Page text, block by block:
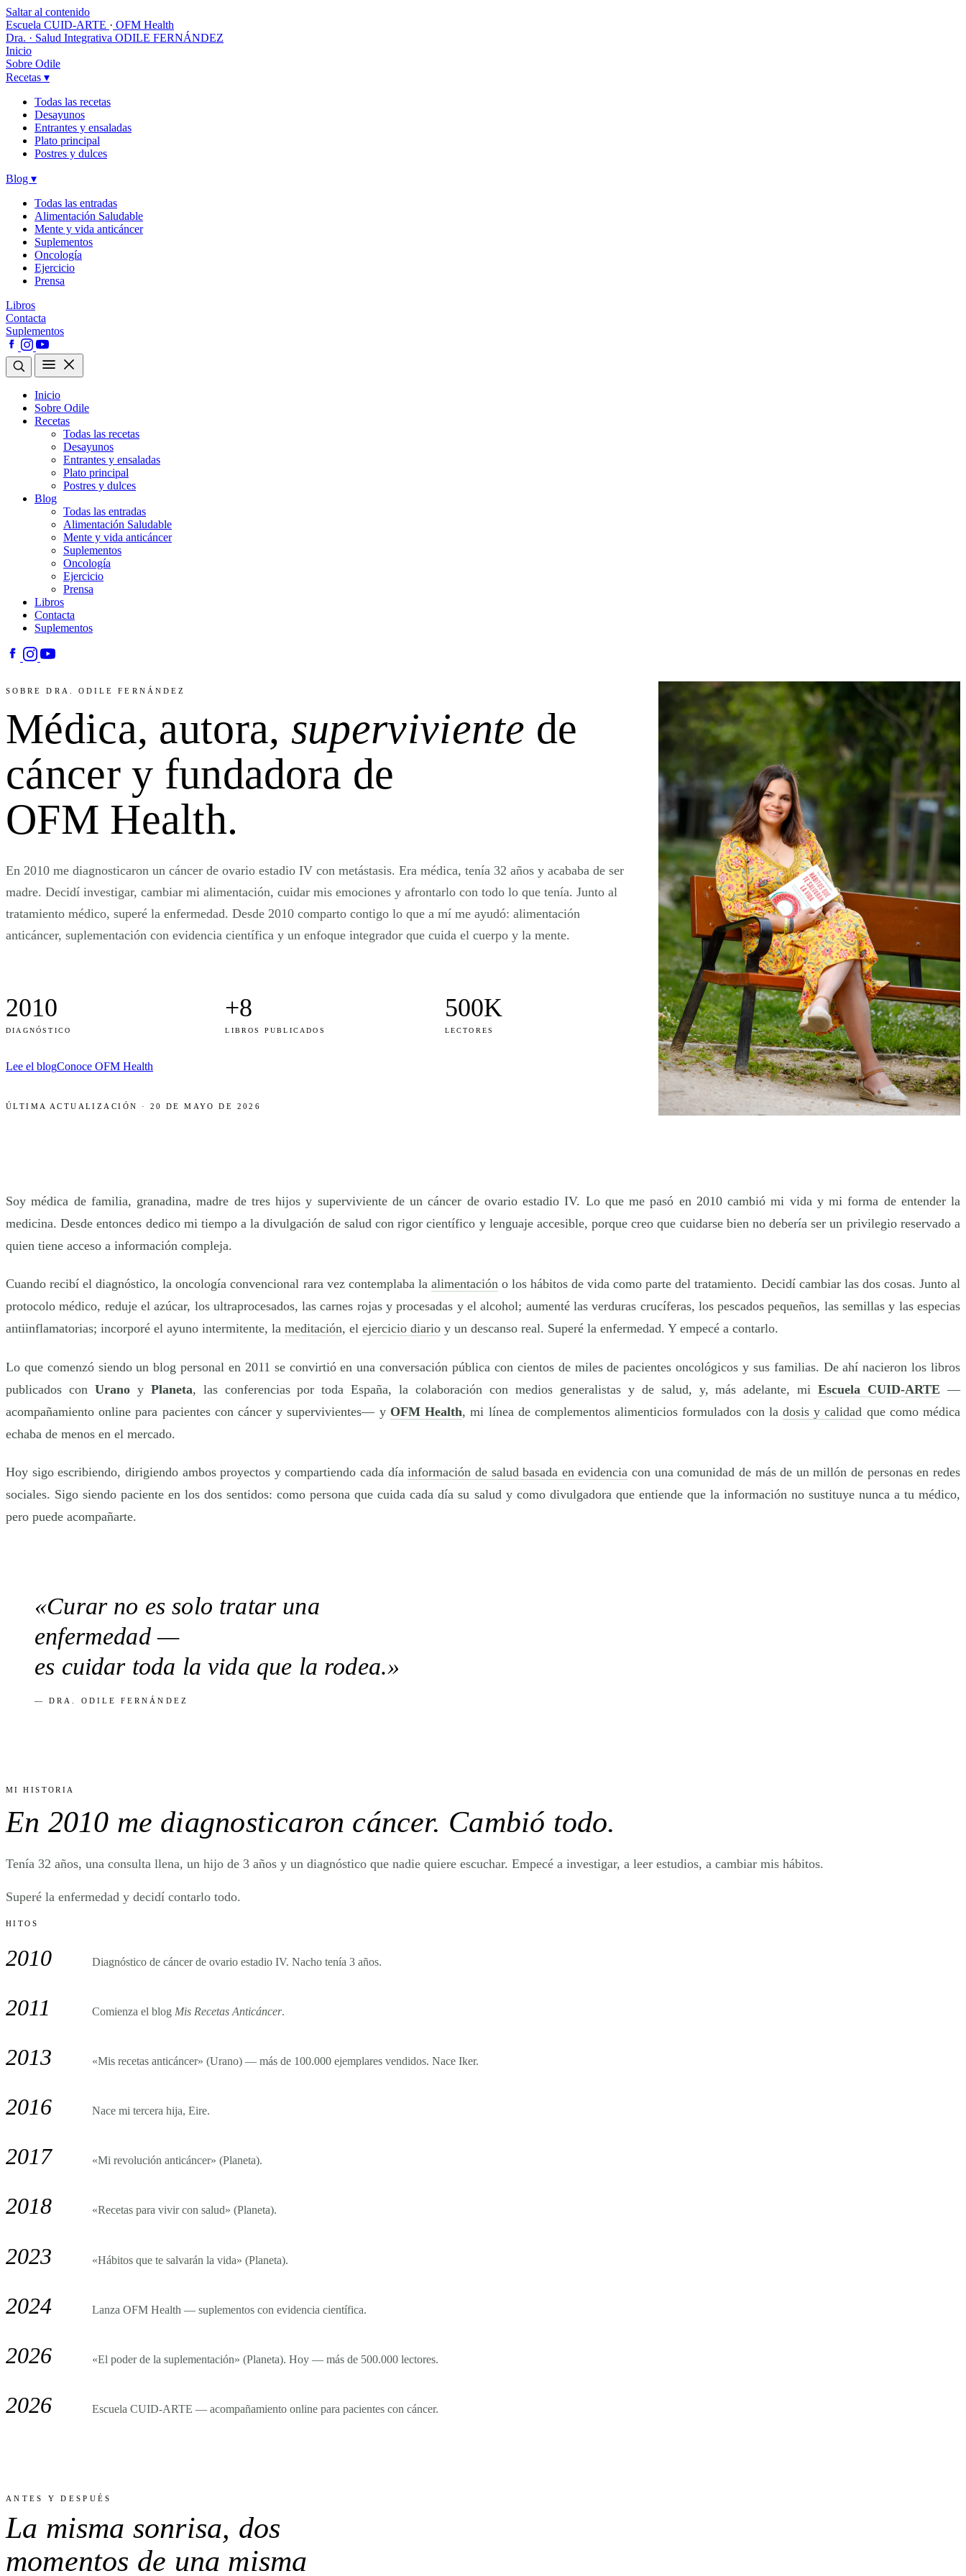
Saltar al contenido
Escuela CUID-ARTE · OFM Health
Dra. · Salud Integrativa ODILE FERNÁNDEZ
Inicio
Sobre Odile
Recetas ▾
Todas las recetas
Desayunos
Entrantes y ensaladas
Plato principal
Postres y dulces
Blog ▾
Todas las entradas
Alimentación Saludable
Mente y vida anticáncer
Suplementos
Oncología
Ejercicio
Prensa
Libros
Contacta
Suplementos
Inicio
Sobre Odile
Recetas
Todas las recetas
Desayunos
Entrantes y ensaladas
Plato principal
Postres y dulces
Blog
Todas las entradas
Alimentación Saludable
Mente y vida anticáncer
Suplementos
Oncología
Ejercicio
Prensa
Libros
Contacta
Suplementos
SOBRE DRA. ODILE FERNÁNDEZ
Médica, autora, superviviente de
cáncer y fundadora de
OFM Health.
En 2010 me diagnosticaron un cáncer de ovario estadio IV con metástasis. Era médica, tenía 32 años y acababa de ser
madre. Decidí investigar, cambiar mi alimentación, cuidar mis emociones y afrontarlo con todo lo que tenía. Junto al
tratamiento médico, superé la enfermedad. Desde 2010 comparto contigo lo que a mí me ayudó: alimentación
anticáncer, suplementación con evidencia científica y un enfoque integrador que cuida el cuerpo y la mente.
2010
DIAGNÓSTICO
+8
LIBROS PUBLICADOS
500K
LECTORES
Lee el blogConoce OFM Health
ÚLTIMA ACTUALIZACIÓN · 20 DE MAYO DE 2026
Soy médica de familia, granadina, madre de tres hijos y superviviente de un cáncer de ovario estadio IV. Lo que me pasó en 2010 cambió mi vida y mi forma de entender la
medicina. Desde entonces dedico mi tiempo a la divulgación de salud con rigor científico y lenguaje accesible, porque creo que cuidarse bien no debería ser un privilegio reservado a
quien tiene acceso a información compleja.
Cuando recibí el diagnóstico, la oncología convencional rara vez contemplaba la alimentacióno los hábitos de vida como parte del tratamiento. Decidí cambiar las dos cosas. Junto al
protocolo médico, reduje el azúcar, los ultraprocesados, las carnes rojas y procesadas y el alcohol; aumenté las verduras crucíferas, los pescados pequeños, las semillas y las especias
antiinflamatorias; incorporé el ayuno intermitente, la meditación, el ejercicio diario y un descanso real. Superé la enfermedad. Y empecé a contarlo.
Lo que comenzó siendo un blog personal en 2011 se convirtió en una conversación pública con cientos de miles de pacientes oncológicos y sus familias. De ahí nacieron los libros
publicados con Uranoy Planeta, las conferencias por toda España, la colaboración con medios generalistas y de salud, y, más adelante, miEscuela CUID-ARTE —
acompañamiento online para pacientes con cáncer y supervivientes— y OFM Health, mi línea de complementos alimenticios formulados con la dosis y calidad que como médica
echaba de menos en el mercado.
Hoy sigo escribiendo, dirigiendo ambos proyectos y compartiendo cada díainformación de salud basada en evidencia con una comunidad de más de un millón de personas en redes
sociales. Sigo siendo paciente en los dos sentidos: como persona que cuida cada día su salud y como divulgadora que entiende que la información no sustituye nunca a tu médico,
pero puede acompañarte.
«Curar no es solo tratar una
enfermedad —
es cuidar toda la vida que la rodea.»
— DRA. ODILE FERNÁNDEZ
MI HISTORIA
En 2010 me diagnosticaron cáncer. Cambió todo.
Tenía 32 años, una consulta llena, un hijo de 3 años y un diagnóstico que nadie quiere escuchar. Empecé a investigar, a leer estudios, a cambiar mis hábitos.
Superé la enfermedad y decidí contarlo todo.
HITOS
2010 Diagnóstico de cáncer de ovario estadio IV. Nacho tenía 3 años.
2011 Comienza el blog Mis Recetas Anticáncer.
2013 «Mis recetas anticáncer» (Urano) — más de 100.000 ejemplares vendidos. Nace Iker.
2016 Nace mi tercera hija, Eire.
2017 «Mi revolución anticáncer» (Planeta).
2018 «Recetas para vivir con salud» (Planeta).
2023 «Hábitos que te salvarán la vida» (Planeta).
2024 Lanza OFM Health — suplementos con evidencia científica.
2026 «El poder de la suplementación» (Planeta). Hoy — más de 500.000 lectores.
2026 Escuela CUID-ARTE — acompañamiento online para pacientes con cáncer.
ANTES Y DESPUÉS
La misma sonrisa, dos
momentos de una misma